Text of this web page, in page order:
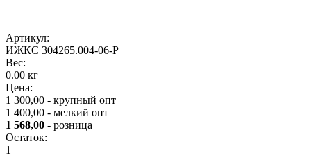
Артикул:
ИЖКС 304265.004-06-Р
Вес:
0.00 кг
Цена:
1 300,00 - крупный опт
1 400,00 - мелкий опт
1 568,00 - розница
Остаток:
1